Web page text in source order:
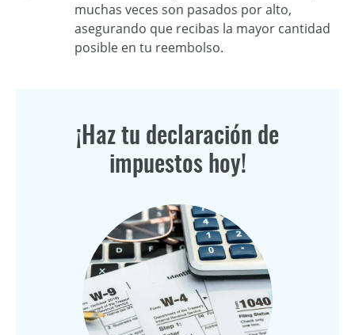
muchas veces son pasados por alto,
asegurando que recibas la mayor cantidad
posible en tu reembolso.
¡Haz tu declaración de
impuestos hoy!